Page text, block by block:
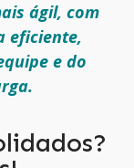
ágil, com
eficiente,
e do